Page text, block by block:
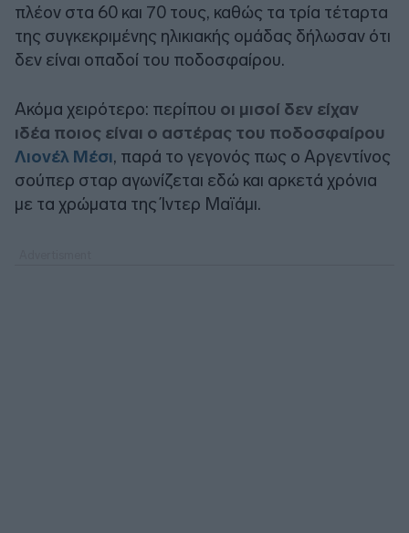
πλέον στα 60 και 70 τους, καθώς τα τρία τέταρτα
της συγκεκριμένης ηλικιακής ομάδας δήλωσαν ότι
δεν είναι οπαδοί του ποδοσφαίρου.
Ακόμα χειρότερο: περίπου οι μισοί δεν είχαν
ιδέα ποιος είναι ο αστέρας του ποδοσφαίρου
Λιονέλ Μέσι, παρά το γεγονός πως ο Αργεντίνος
σούπερ σταρ αγωνίζεται εδώ και αρκετά χρόνια
με τα χρώματα της Ίντερ Μαϊάμι.